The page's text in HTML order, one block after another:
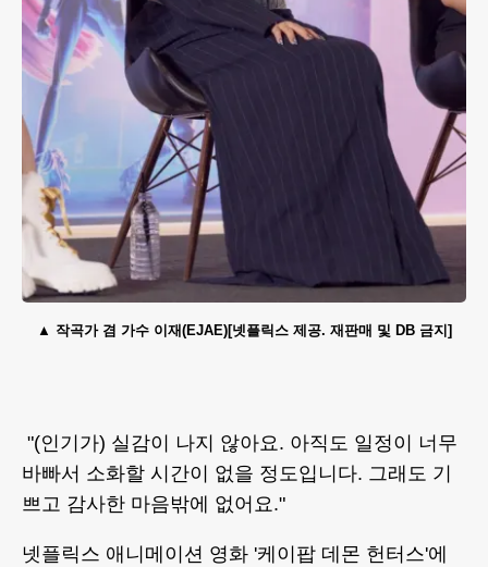
작곡가 겸 가수 이재(EJAE)[넷플릭스 제공. 재판매 및 DB 금지]
"(인기가) 실감이 나지 않아요. 아직도 일정이 너무
바빠서 소화할 시간이 없을 정도입니다. 그래도 기
쁘고 감사한 마음밖에 없어요."
넷플릭스 애니메이션 영화 '케이팝 데몬 헌터스'에